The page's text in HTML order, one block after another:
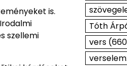
is.
szellemi
Tóth
vers